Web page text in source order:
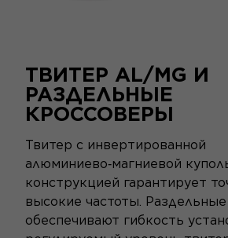
ТВИТЕР AL/MG И
РАЗДЕЛЬНЫЕ
КРОССОВЕРЫ
Твитер с инвертированной
алюминиево‑магниевой
конструкцией гарантирует
высокие частоты.
обеспечивают гибкость